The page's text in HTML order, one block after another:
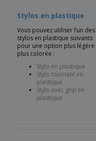
Stylos en plastique
Vous pouvez utiliser l’un des
stylos en plastique suivants
pour une option plus légère
plus colorée :
Stylo en plastique
Stylo tournant en
plastique
Stylo avec grip en
plastique